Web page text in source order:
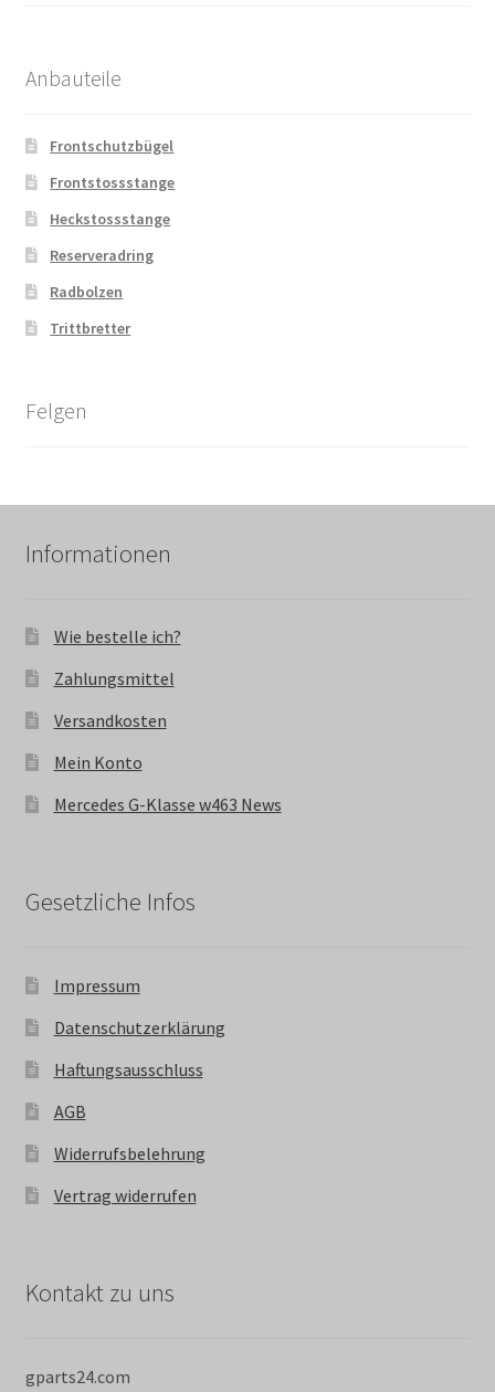
Anbauteile
Frontschutzbügel
Frontstossstange
Heckstossstange
Reserveradring
Radbolzen
Trittbretter
Felgen
Informationen
Wie bestelle ich?
Zahlungsmittel
Versandkosten
Mein Konto
Mercedes G-Klasse w463 News
Gesetzliche Infos
Impressum
Datenschutzerklärung
Haftungsausschluss
AGB
Widerrufsbelehrung
Vertrag widerrufen
Kontakt zu uns
gparts24.com